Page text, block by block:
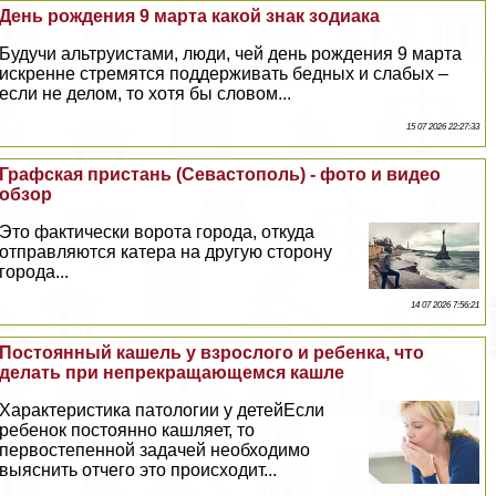
День рождения 9 марта какой знак зодиака
Будучи альтруистами, люди, чей день рождения 9 марта
искренне стремятся поддерживать бедных и слабых –
если не делом, то хотя бы словом...
15 07 2026 22:27:33
Графская пристань (Севастополь) - фото и видео
обзор
Это фактически ворота города, откуда
отправляются катера на другую сторону
города...
14 07 2026 7:56:21
Постоянный кашель у взрослого и ребенка, что
делать при непрекращающемся кашле
Хаpaктеристика патологии у детейЕсли
ребенок постоянно кашляет, то
первостепенной задачей необходимо
выяснить отчего это происходит...